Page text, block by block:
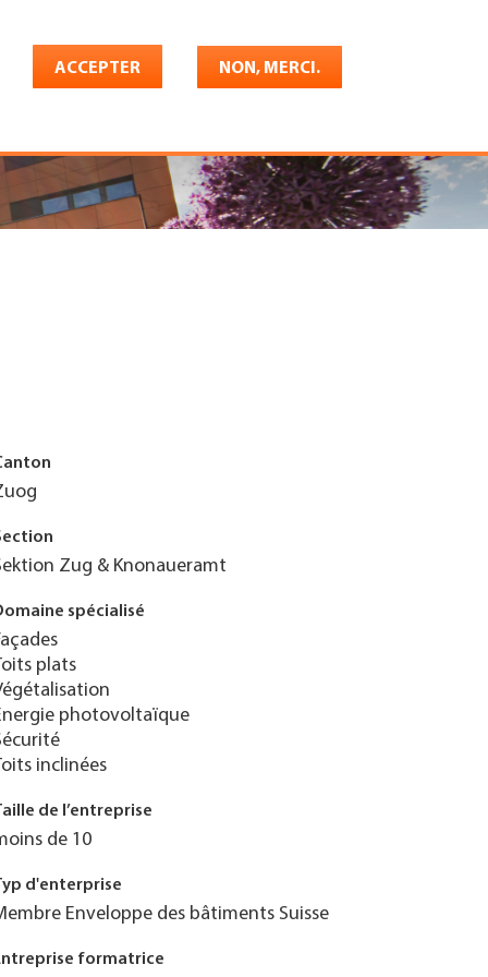
ACCEPTER NON, MERCI.
Shop Konto Français
Zug & Knonaueramt
spécialisé
plats
photovoltaïque
inclinées
de l’entreprise
de 10
d'enterprise
Enveloppe des bâtiments Suisse
formatrice